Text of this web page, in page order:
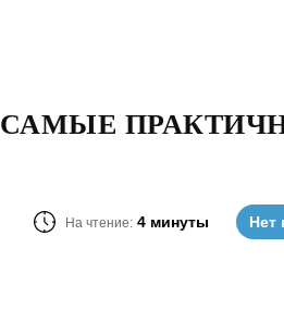
САМЫЕ
На чтение: 4 минуты Нет